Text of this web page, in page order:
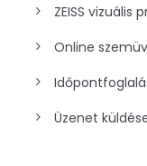
ZEISS vizuális
Online
Üzenet